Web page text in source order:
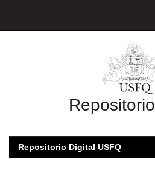
Repositorio
Repositorio Digital USFQ